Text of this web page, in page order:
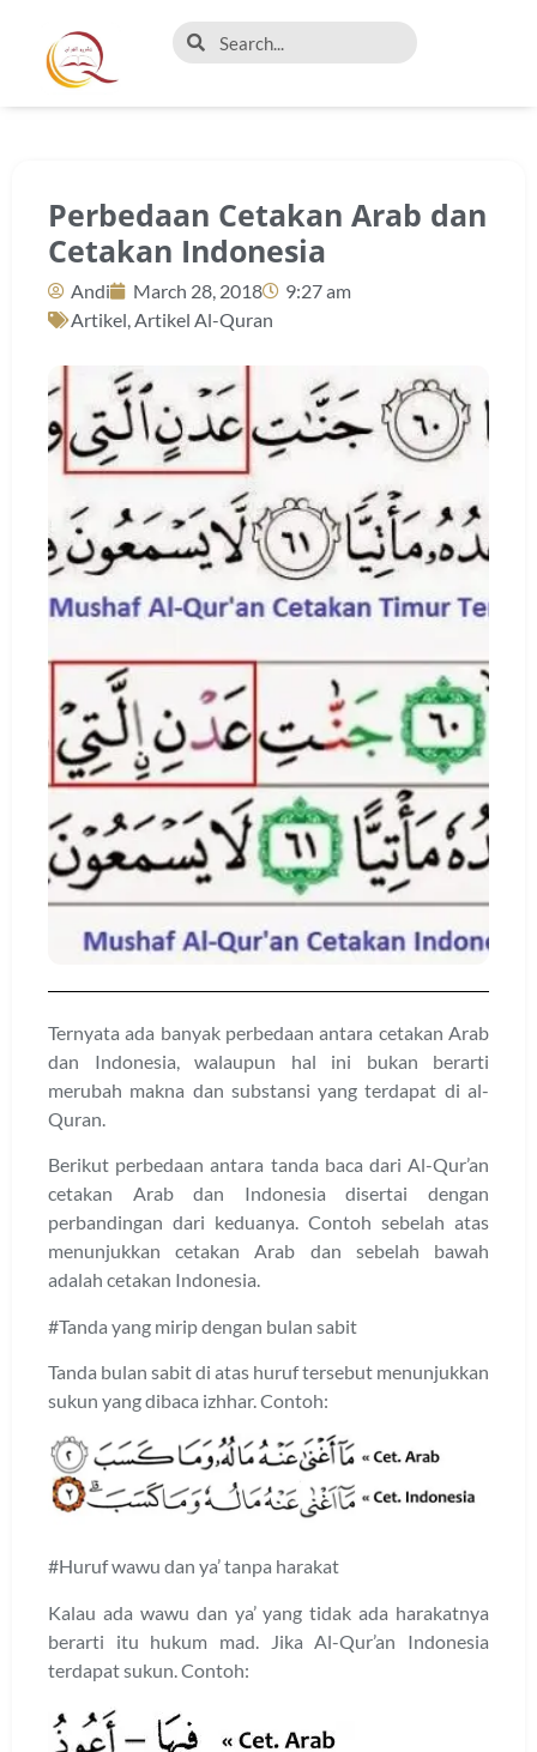
Perbedaan Cetakan Arab dan
Cetakan Indonesia
Andi March 28, 2018
9:27 am
Artikel,Artikel Al-Quran
Ternyata ada banyak perbedaan antara cetakan Arab
dan Indonesia, walaupun hal ini bukan berarti
merubah makna dan substansi yang terdapat di al-
Quran.
Berikut perbedaan antara tanda baca dari Al-Qur’an
cetakan Arab dan Indonesia disertai dengan
perbandingan dari keduanya. Contoh sebelah atas
menunjukkan cetakan Arab dan sebelah bawah
adalah cetakan Indonesia.
#Tanda yang mirip dengan bulan sabit
Tanda bulan sabit di atas huruf tersebut menunjukkan
sukun yang dibaca izhhar. Contoh:
#Huruf wawu dan ya’ tanpa harakat
Kalau ada wawu dan ya’ yang tidak ada harakatnya
berarti itu hukum mad. Jika Al-Qur’an Indonesia
terdapat sukun. Contoh: